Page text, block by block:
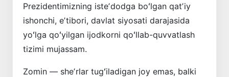
Prezidentimizning isteʼdodga boʻlgan qatʼiy
ishonchi, eʼtibori, davlat siyosati darajasida
yoʻlga qoʻyilgan ijodkorni qoʻllab-quvvatlash
tizimi mujassam.
Zomin — sheʼrlar tugʻiladigan joy emas, balki